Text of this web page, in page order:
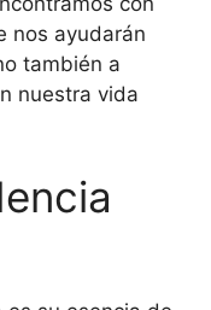
nos ayudarán
también a
nuestra vida